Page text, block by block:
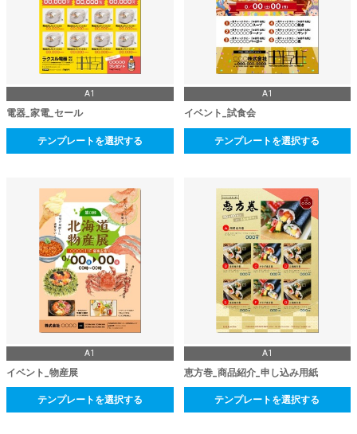
A1
電器_家電_セール
テンプレートを選択する
A1
イベント_試食会
テンプレートを選択する
A1
イベント_物産展
テンプレートを選択する
A1
恵方巻_商品紹介_申し込み用紙
テンプレートを選択する